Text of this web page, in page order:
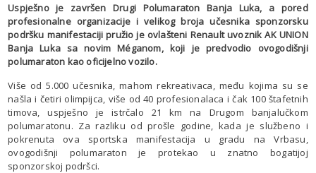
Uspješno je završen Drugi Polumaraton Banja Luka, a pored
profesionalne organizacije i velikog broja učesnika sponzorsku
podršku manifestaciji pružio je ovlašteni Renault uvoznik AK UNION
Banja Luka sa novim Méganom, koji je predvodio ovogodišnji
polumaraton kao oficijelno vozilo.
Više od 5.000 učesnika, mahom rekreativaca, među kojima su se
našla i četiri olimpijca, više od 40 profesionalaca i čak 100 štafetnih
timova, uspješno je istrčalo 21 km na Drugom banjalučkom
polumaratonu. Za razliku od prošle godine, kada je službeno i
pokrenuta ova sportska manifestacija u gradu na Vrbasu,
ovogodišnji polumaraton je protekao u znatno bogatijoj
sponzorskoj podršci.